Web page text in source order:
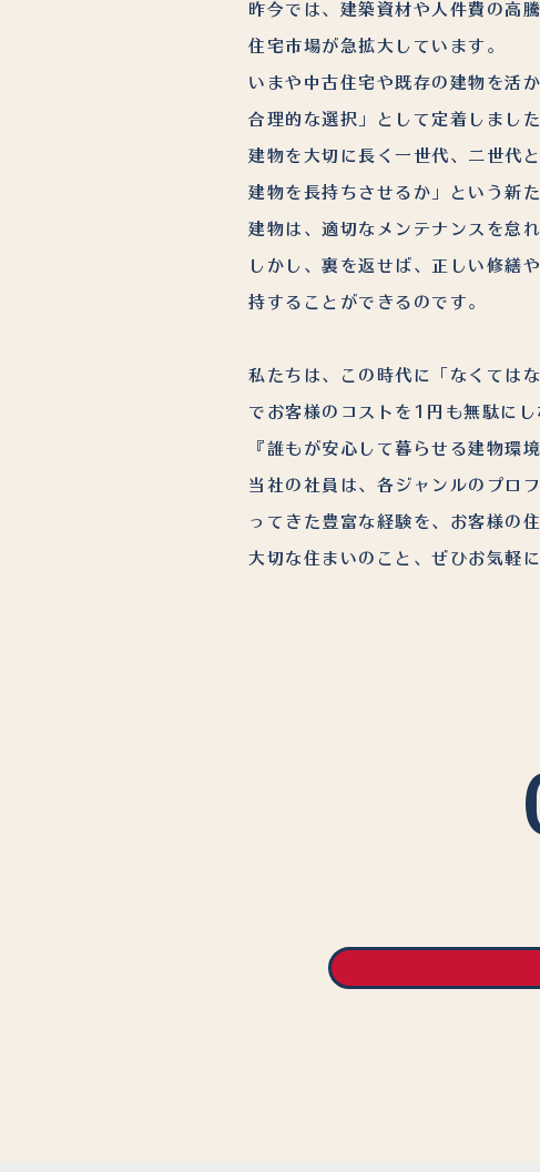
昨今では、建築資材や人件費の高
住宅市場が急拡大しています。
いまや中古住宅や既存の建物を活
合理的な選択」として定着しました
建物を大切に長く一世代、二世代
建物を長持ちさせるか」という新
建物は、適切なメンテナンスを怠
しかし、裏を返せば、正しい修繕
持することができるのです。
私たちは、この時代に「なくては
でお客様のコストを1円も無駄にし
『誰もが安心して暮らせる建物環
当社の社員は、各ジャンルのプロ
ってきた豊富な経験を、お客様の
大切な住まいのこと、ぜひお気軽